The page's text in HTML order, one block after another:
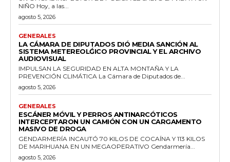
NIÑO Hoy, a las...
agosto 5, 2026
GENERALES
LA CÁMARA DE DIPUTADOS DIÓ MEDIA SANCIÓN AL
SISTEMA METEREOLǴICO PROVINCIAL Y EL ARCHIVO
AUDIOVISUAL
IMPULSAN LA SEGURIDAD EN ALTA MONTAÑA Y LA
PREVENCIÓN CLIMÁTICA La Cámara de Diputados de...
agosto 5, 2026
GENERALES
ESCÁNER MÓVIL Y PERROS ANTINARCÓTICOS
INTERCEPTARON UN CAMIÓN CON UN CARGAMENTO
MASIVO DE DROGA
GENDARMERÍA INCAUTÓ 70 KILOS DE COCAÍNA Y 113 KILOS
DE MARIHUANA EN UN MEGAOPERATIVO Gendarmería...
agosto 5, 2026